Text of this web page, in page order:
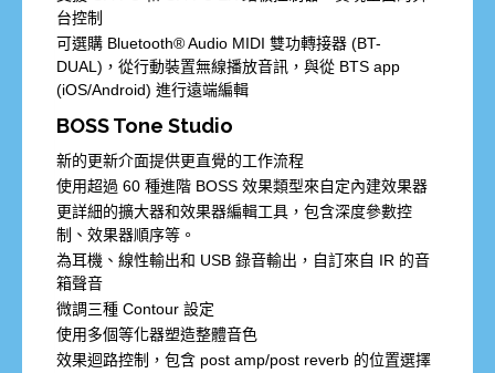
台控制
可選購 Bluetooth® Audio MIDI 雙功轉接器 (BT-
DUAL)，從行動裝置無線播放音訊，與從 BTS app
(iOS/Android) 進行遠端編輯
BOSS Tone Studio
新的更新介面提供更直覺的工作流程
使用超過 60 種進階 BOSS 效果類型來自定內建效果器
更詳細的擴大器和效果器編輯工具，包含深度參數控
制、效果器順序等。
為耳機、線性輸出和 USB 錄音輸出，自訂來自 IR 的音
箱聲音
微調三種 Contour 設定
使用多個等化器塑造整體音色
效果迴路控制，包含 post amp/post reverb 的位置選擇